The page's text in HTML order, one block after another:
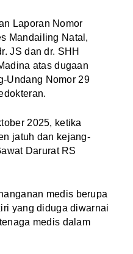
Laporan Nomor
Mandailing Natal,
JS dan dr. SHH
atas dugaan
Undang Nomor 29
2025, ketika
jatuh dan kejang-
Darurat RS
medis berupa
yang diduga diwarnai
medis dalam